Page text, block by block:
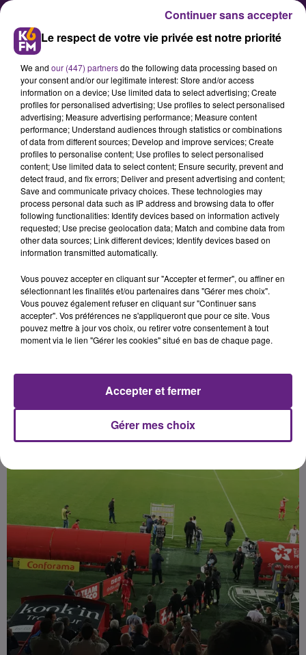
Le DFCO remporte le festival
offensif face à Rennes (3-2)
Au terme d’une rencontre
complètement folle où les locaux
ont été rejoints au score deux fois,
le DFCO a finalement dominé le
Dix-huitièmes au classement, les
Rouges viennent de remporter sept
points en trois matchs et mettent
la pression sur leurs adversaires
Publié : 19 avril 2019 à 18h50 par Hugo Scherrer
Le respect de votre vie privée est notre priorité
We and our (447) partnersdo the following data processing based on
your consent and/or our legitimate interest: Store and/or access
information on a device; Use limited data to select advertising; Create
profiles for personalised advertising; Use profiles to select personalised
advertising; Measure advertising performance; Measure content
performance; Understand audiences through statistics or combinations
of data from different sources; Develop and improve services; Create
profiles to personalise content; Use profiles to select personalised
content; Use limited data to select content; Ensure security, prevent and
detect fraud, and fix errors; Deliver and present advertising and content;
Save and communicate privacy choices. These technologies may
process personal data such as IP address and browsing data to offer
following functionalities: Identify devices based on information actively
requested; Use precise geolocation data; Match and combine data from
other data sources; Link different devices; Identify devices based on
information transmitted automatically.
Vous pouvez accepter en cliquant sur "Accepter et fermer", ou affiner en
sélectionnant les finalités et/ou partenaires dans "Gérer mes choix".
Vous pouvez également refuser en cliquant sur "Continuer sans
accepter". Vos préférences ne s'appliqueront que pour ce site. Vous
pouvez mettre à jour vos choix, ou retirer votre consentement à tout
moment via le lien "Gérer les cookies" situé en bas de chaque page.
Gérer mes choix
Accepter et fermer
Continuer sans accepter